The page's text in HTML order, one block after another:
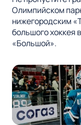
Олимпийском
нижегородским
большого хоккея
«Большой».